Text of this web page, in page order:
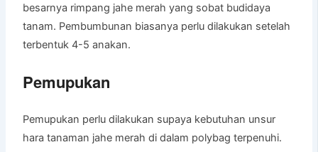
besarnya rimpang jahe merah yang sobat budidaya
tanam. Pembumbunan biasanya perlu dilakukan setelah
terbentuk 4-5 anakan.
Pemupukan
Pemupukan perlu dilakukan supaya kebutuhan unsur
hara tanaman jahe merah di dalam polybag terpenuhi.